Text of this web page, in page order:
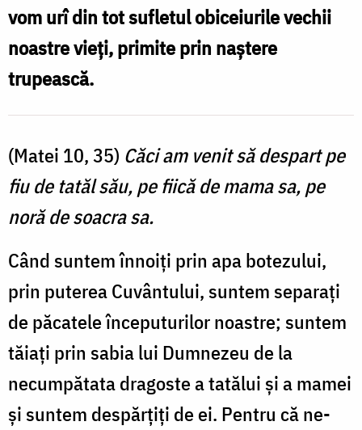
vom urî din tot sufletul obiceiurile vechii
noastre vieți, primite prin naștere
trupească.
(Matei 10, 35) Căci am venit să despart pe
fiu de tatăl său, pe fiică de mama sa, pe
noră de soacra sa.
Când suntem înnoiți prin apa botezului,
prin puterea Cuvântului, suntem separați
de păcatele începuturilor noastre; suntem
tăiați prin sabia lui Dumnezeu de la
necumpătata dragoste a tatălui și a mamei
și suntem despărțiți de ei. Pentru că ne-